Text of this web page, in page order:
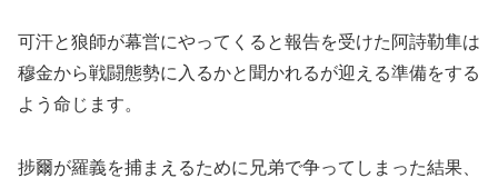
可汗と狼師が幕営にやってくると報告を受けた阿詩勒隼は
穆金から戦闘態勢に入るかと聞かれるが迎える準備をする
よう命じます。
捗爾が羅義を捕まえるために兄弟で争ってしまった結果、